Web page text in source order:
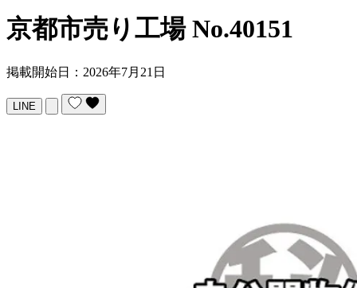
京都市売り工場No.40151
掲載開始日：2026年7月21日
LINE